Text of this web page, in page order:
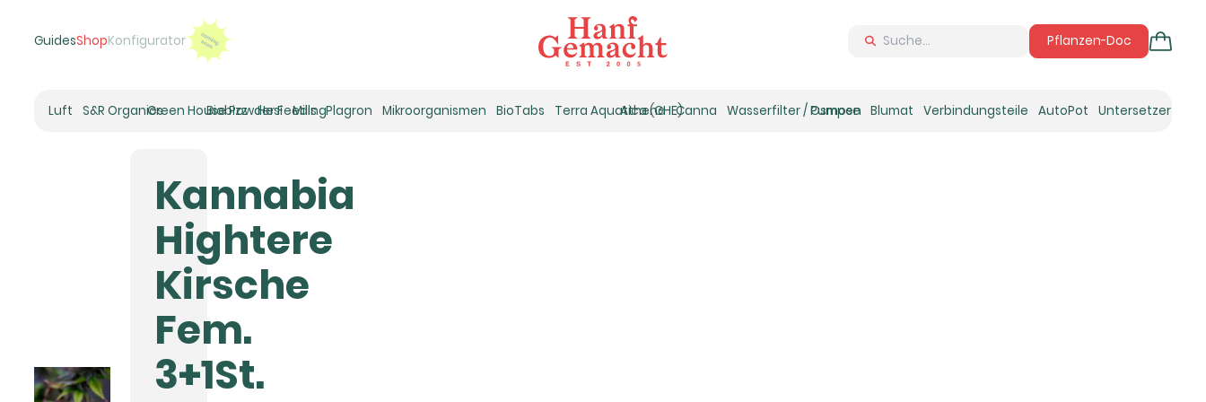
GuidesShopKonfigurator Pflanzen-Doc
Luft
Umluft-Ventilatoren
Rohrventilatoren
Luftentfeuchter
S&R OrganicsGreen House Powder Feeding
Biobizz Hesi Mills Plagron Mikroorganismen BioTabs Terra Aquatica (GHE)
Athena Canna Wasserfilter / Osmose
Pumpen Blumat Verbindungsteile AutoPot Untersetzer
Kannabia
Hightere
Kirsche
Fem.
3+1St.